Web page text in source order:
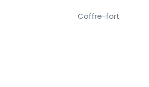
Coffre-fort